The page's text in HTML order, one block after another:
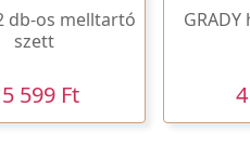
db-os melltartó
szett
599 Ft